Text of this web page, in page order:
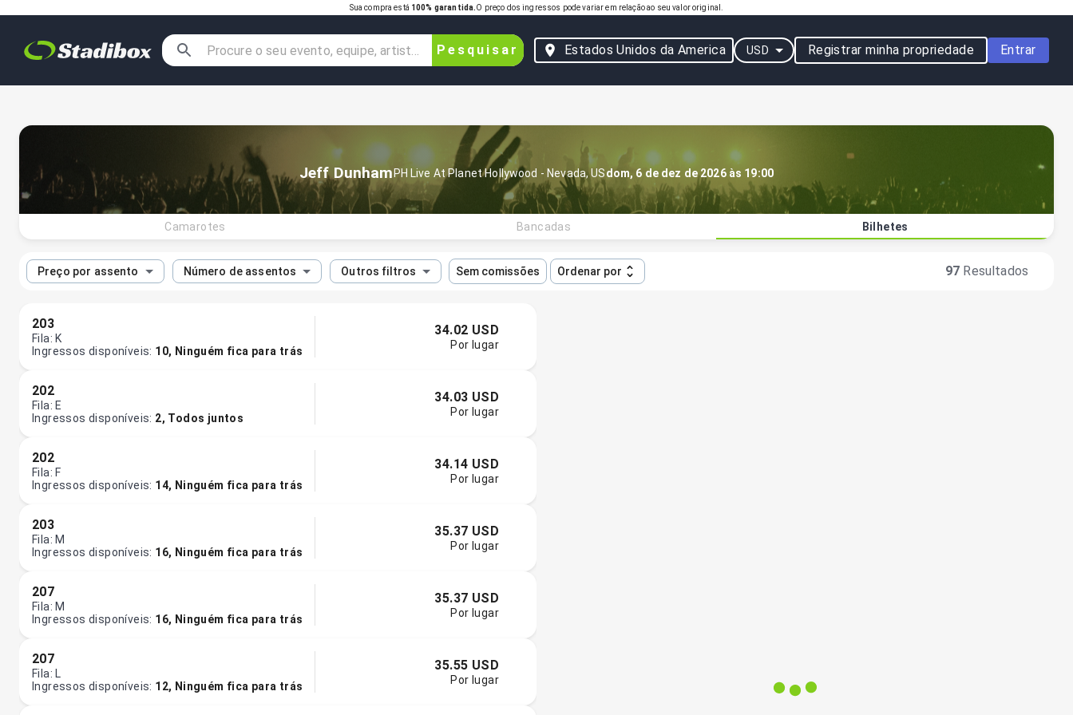
Sua compra está 100% garantida.O preço dos ingressos pode variar em relação ao seu valor original.
Pesquisar Estados Unidos da America USD Registrar minha propriedade Entrar
Jeff DunhamPH Live At Planet Hollywood -Nevada,USdom, 6 de dez de 2026 às 19:00
Camarotes Bancadas Bilhetes
Preço por assento Número de assentos Outros filtros Sem comissões Ordenar por 97 Resultados
203
Fila: K
Ingressos disponíveis: 10, Ninguém fica para trás
34.02 USD
Por lugar
202
Fila: E
Ingressos disponíveis: 2, Todos juntos
34.03 USD
Por lugar
202
Fila: F
Ingressos disponíveis: 14, Ninguém fica para trás
34.14 USD
Por lugar
203
Fila: M
Ingressos disponíveis: 16, Ninguém fica para trás
35.37 USD
Por lugar
207
Fila: M
Ingressos disponíveis: 16, Ninguém fica para trás
35.37 USD
Por lugar
207
Fila: L
Ingressos disponíveis: 12, Ninguém fica para trás
35.55 USD
Por lugar